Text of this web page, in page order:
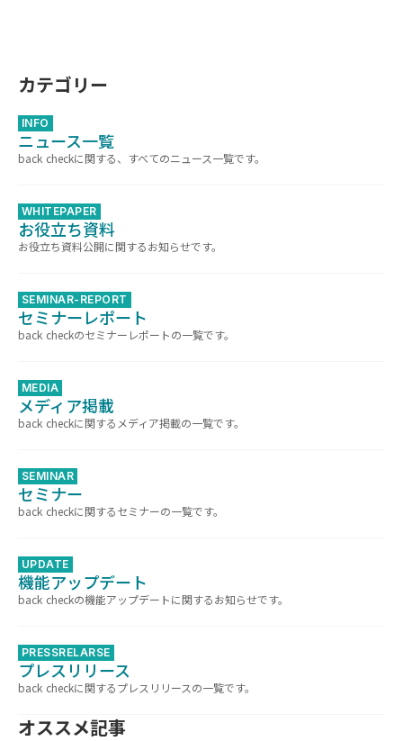
カテゴリー
INFO
ニュース一覧
back checkに関する、すべてのニュース一覧です。
WHITEPAPER
お役立ち資料
お役立ち資料公開に関するお知らせです。
SEMINAR-REPORT
セミナーレポート
back checkのセミナーレポートの一覧です。
MEDIA
メディア掲載
back checkに関するメディア掲載の一覧です。
SEMINAR
セミナー
back checkに関するセミナーの一覧です。
UPDATE
機能アップデート
back checkの機能アップデートに関するお知らせです。
PRESSRELARSE
プレスリリース
back checkに関するプレスリリースの一覧です。
オススメ記事